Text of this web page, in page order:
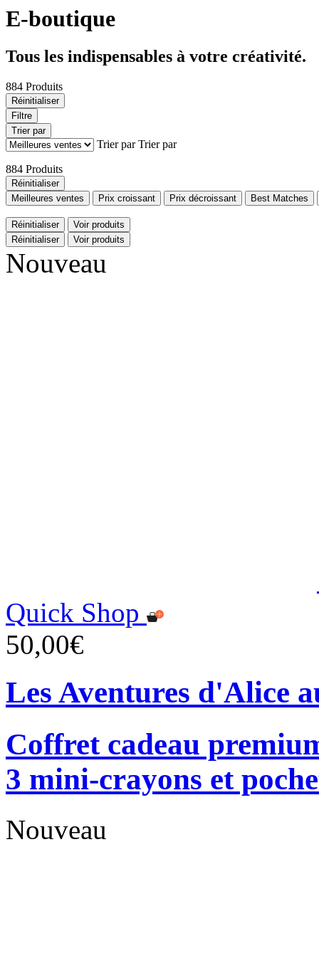
E-boutique
Tous les indispensables à votre créativité.
884 Produits
Réinitialiser
Filtre
Trier par
Trier parTrier par
884 Produits
Réinitialiser
Meilleures ventes
Prix croissant Prix décroissant Best Matches
Réinitialiser
Voir produits
Réinitialiser
Voir produits
Nouveau
Quick Shop
50,00€
Les Aventures d'Alice
Coffret cadeau
3 mini-crayons et
Nouveau